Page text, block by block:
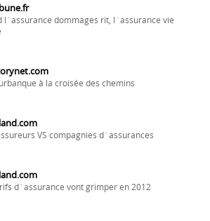
l´assurance dommages rit, l´assurance vie
à la croisée des chemins
VS compagnies d´assurances
d´assurance vont grimper en 2012